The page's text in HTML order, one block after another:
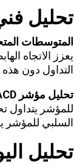
تحليل
المتوسطات
يعزز الاتجاه
التداول دون هذه
تحليل مؤشر MACD:
للمؤشر يتداول
السلبي للمؤشر
تحليل